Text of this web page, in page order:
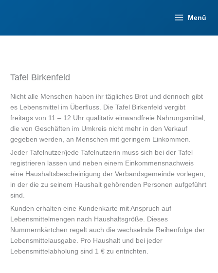
Menü
Tafel Birkenfeld
Nicht alle Menschen haben ihr tägliches Brot und dennoch gibt
es Lebensmittel im Überfluss. Die Tafel Birkenfeld vergibt
freitags von 11 – 12 Uhr qualitativ einwandfreie Nahrungsmittel,
die von Geschäften im Umkreis nicht mehr in den Verkauf
gegeben werden, an Menschen mit geringem Einkommen.
Jeder Tafelnutzer/jede Tafelnutzerin muss sich bei der Tafel
registrieren lassen und neben einem Einkommensnachweis
eine Haushaltsbescheinigung der Verbandsgemeinde vorlegen,
in der die zu seinem Haushalt gehörenden Personen aufgeführt
sind.
Kunden erhalten eine Kundenkarte mit Anspruch auf
Lebensmittelmengen nach Haushaltsgröße. Dieses
Nummernkärtchen regelt auch die wechselnde Reihenfolge der
Lebensmittelausgabe. Pro Haushalt und bei jeder
Lebensmittelabholung sind 1 € zu entrichten.